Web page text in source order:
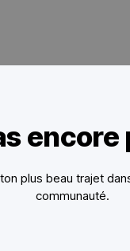
plus beau trajet
communauté.